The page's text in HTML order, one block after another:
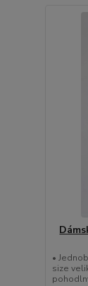
•
size